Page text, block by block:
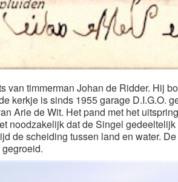
timmerman Johan de Ridder. Hij
kerkje is sinds 1955 garage D.I.G.O.
Arie de Wit. Het pand met het
noodzakelijk dat de Singel
de scheiding tussen land en water.